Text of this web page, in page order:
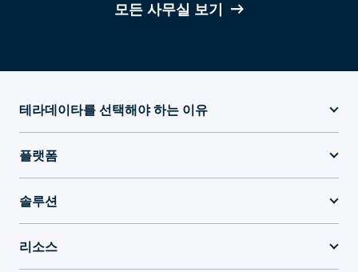
모든 사무실 보기
테라데이타를 선택해야 하는 이유
플랫폼
솔루션
리소스